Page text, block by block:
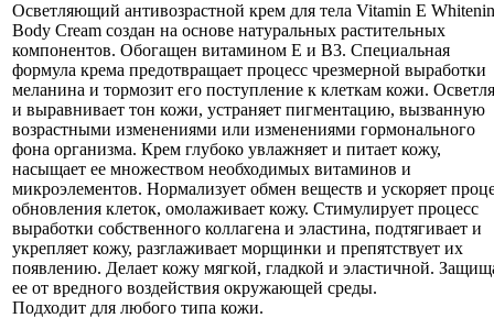
Осветляющий антивозрастной крем для тела Vitamin E
Body Cream создан на основе натуральных растительных
компонентов. Обогащен витамином Е и В3. Специальная
формула крема предотвращает процесс чрезмерной выработки
меланина и тормозит его поступление к клеткам кожи.
и выравнивает тон кожи, устраняет пигментацию, вызванную
возрастными изменениями или изменениями гормонального
фона организма. Крем глубоко увлажняет и питает кожу,
насыщает ее множеством необходимых витаминов и
микроэлементов. Нормализует обмен веществ и ускоряет
обновления клеток, омолаживает кожу. Стимулирует процесс
выработки собственного коллагена и эластина, подтягивает и
укрепляет кожу, разглаживает морщинки и препятствует их
появлению. Делает кожу мягкой, гладкой и эластичной.
ее от вредного воздействия окружающей среды.
Подходит для любого типа кожи.